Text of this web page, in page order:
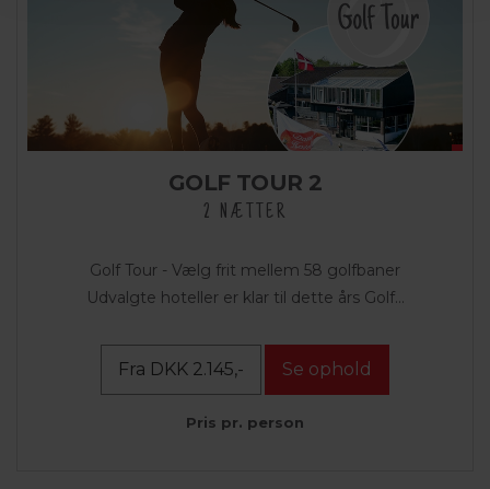
GOLF TOUR 2
2 NÆTTER
Golf Tour - Vælg frit mellem 58 golfbaner
Udvalgte hoteller er klar til dette års Golf...
Fra DKK 2.145,- Se ophold
Pris pr. person